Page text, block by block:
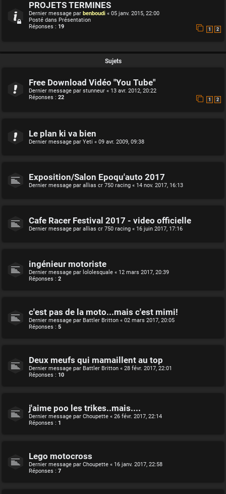
PROJETS TERMINES
Dernier message par benboudi « 05 janv. 2015, 22:00
Posté dans Présentation
Réponses : 19 1 2
Sujets
Free Download Vidéo "You Tube"
Dernier message par stunneur « 13 avr. 2012, 20:22
Réponses : 22 1 2
Le plan ki va bien
Dernier message par Yeti « 09 avr. 2009, 09:38
Exposition/Salon Epoqu'auto 2017
Dernier message par allias cr 750 racing « 14 nov. 2017, 16:13
Cafe Racer Festival 2017 - video officielle
Dernier message par allias cr 750 racing « 16 juin 2017, 17:16
ingénieur motoriste
Dernier message par lololesquale « 12 mars 2017, 20:39
Réponses : 2
c'est pas de la moto...mais c'est mimi!
Dernier message par Battler Britton « 02 mars 2017, 20:05
Réponses : 5
Deux meufs qui mamaillent au top
Dernier message par Battler Britton « 28 févr. 2017, 22:01
Réponses : 10
j'aime poo les trikes..mais....
Dernier message par Choupette « 26 févr. 2017, 22:14
Réponses : 1
Lego motocross
Dernier message par Choupette « 16 janv. 2017, 22:58
Réponses : 7